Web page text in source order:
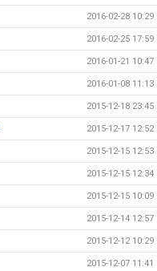
2016-02-28 10:29
2016-02-25 17:59
2016-01-21 10:47
2016-01-08 11:13
2015-12-18 23:45
2015-12-17 12:52
2015-12-15 12:53
2015-12-15 12:34
2015-12-15 10:09
2015-12-14 12:57
2015-12-12 10:29
2015-12-07 11:41